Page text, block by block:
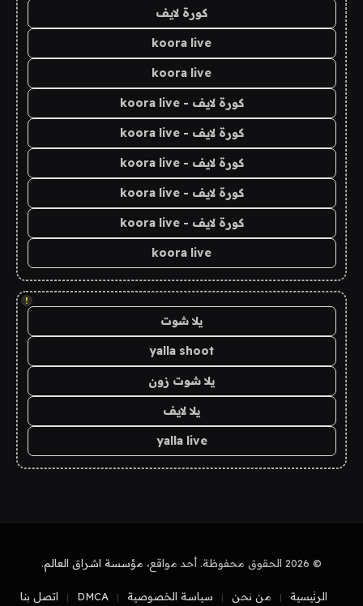
كورة لايف
koora live
koora live
كورة لايف - koora live
كورة لايف - koora live
كورة لايف - koora live
كورة لايف - koora live
كورة لايف - koora live
koora live
!
يلا شوت
yalla shoot
يلا شوت زون
يلا لايف
yalla live
© 2026 الحقوق محفوظة. أحد مواقع، مؤسسة اشراق العالم.
الرئيسية من نحن سياسة الخصوصية DMCA اتصل بنا